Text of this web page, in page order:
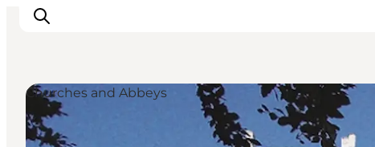
Inspiratie
Churches and Abbeys